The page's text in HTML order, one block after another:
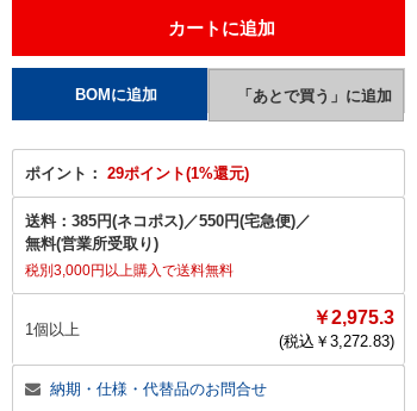
ポイント： 29ポイント(1%還元)
送料： 385円(ネコポス)／550円(宅急便)／
無料(営業所受取り)
税別3,000円以上購入で送料無料
1個以上
￥2,975.3
(税込￥ 3,272.83)
納期・仕様・代替品のお問合せ